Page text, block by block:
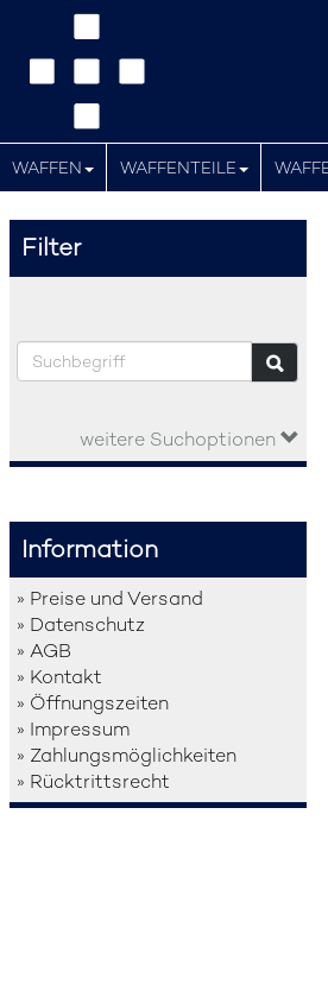
WAFFEN WAFFENTEILE
Filter
weitere Suchoptionen
Information
» Preise und Versand
» Datenschutz
» AGB
» Kontakt
» Öffnungszeiten
» Impressum
» Zahlungsmöglichkeiten
» Rücktrittsrecht